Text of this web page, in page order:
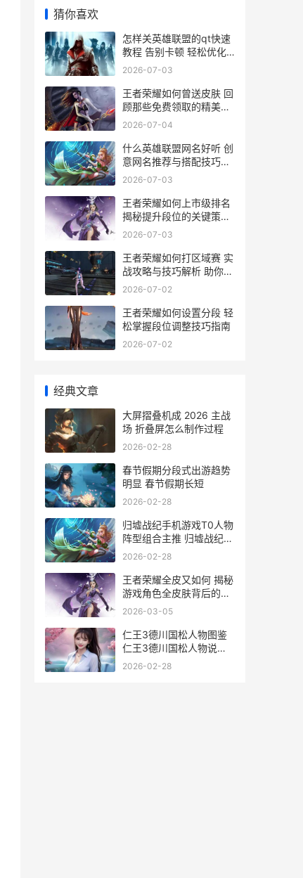
猜你喜欢
怎样关英雄联盟的qt快速
教程 告别卡顿 轻松优化
游戏体验
2026-07-03
王者荣耀如何曾送皮肤 回
顾那些免费领取的精美皮
肤活动
2026-07-04
什么英雄联盟网名好听 创
意网名推荐与搭配技巧解
析
2026-07-03
王者荣耀如何上市级排名
揭秘提升段位的关键策略
与技巧
2026-07-03
王者荣耀如何打区域赛 实
战攻略与技巧解析 助你脱
颖而出
2026-07-02
王者荣耀如何设置分段 轻
松掌握段位调整技巧指南
2026-07-02
经典文章
大屏摺叠机成 2026 主战
场 折叠屏怎么制作过程
2026-02-28
春节假期分段式出游趋势
明显 春节假期长短
2026-02-28
归墟战纪手机游戏T0人物
阵型组合主推 归墟战纪手
机游戏绝顶阵型主推 归墟
2026-02-28
王者荣耀全皮又如何 揭秘
游戏角色全皮肤背后的价
值与意义
2026-03-05
仁王3德川国松人物图鉴
仁王3德川国松人物说明
仁王3德川国松原型
2026-02-28